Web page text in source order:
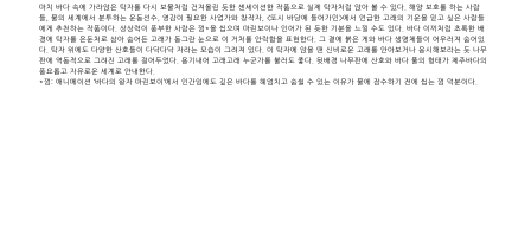
마치 바다 속에 가라앉은 탁자를 다시 보물처럼 건져올린 듯한 센세이션한 작품으로 실제 탁자처럼 앉아 볼 수 있다. 해양 보호를 하는 사람
들, 물의 세계에서 분투하는 운동선수, 영감이 필요한 사업가와 창작자, <또시 바당에 들어가민>에서 언급한 고래의 기운을 믿고 싶은 사람들
에게 추천하는 작품이다. 상상력이 풍부한 사람은 껌*을 씹으며 마린보이나 인어가 된 듯한 기분을 느낄 수도 있다. 바다 이끼처럼 초록한 배
경에 탁자를 은둔처로 삼아 숨어든 고래가 동그란 눈으로 이 거처를 안락함을 표현한다. 그 곁에 붉은 게와 바다 생명체들이 어우러져 숨어있
다. 탁자 위에도 다양한 산호들이 다닥다닥 자라는 모습이 그려져 있다. 이 탁자에 앉을 땐 신비로운 고래를 안아보거나 응시해보라는 듯 나무
판에 역동적으로 그려진 고래를 걸어두었다. 용기내어 고래고래 누군가를 불러도 좋다. 뒷배경 나무판에 산호와 바다 풀의 형태가 제주바다의
풍요롭고 자유로운 세계로 안내한다.
*껌: 애니메이션 ‘바다의 왕자 마린보이’에서 인간임에도 깊은 바다를 헤엄치고 숨쉴 수 있는 이유가 물에 잠수하기 전에 씹는 껌 덕분이다.